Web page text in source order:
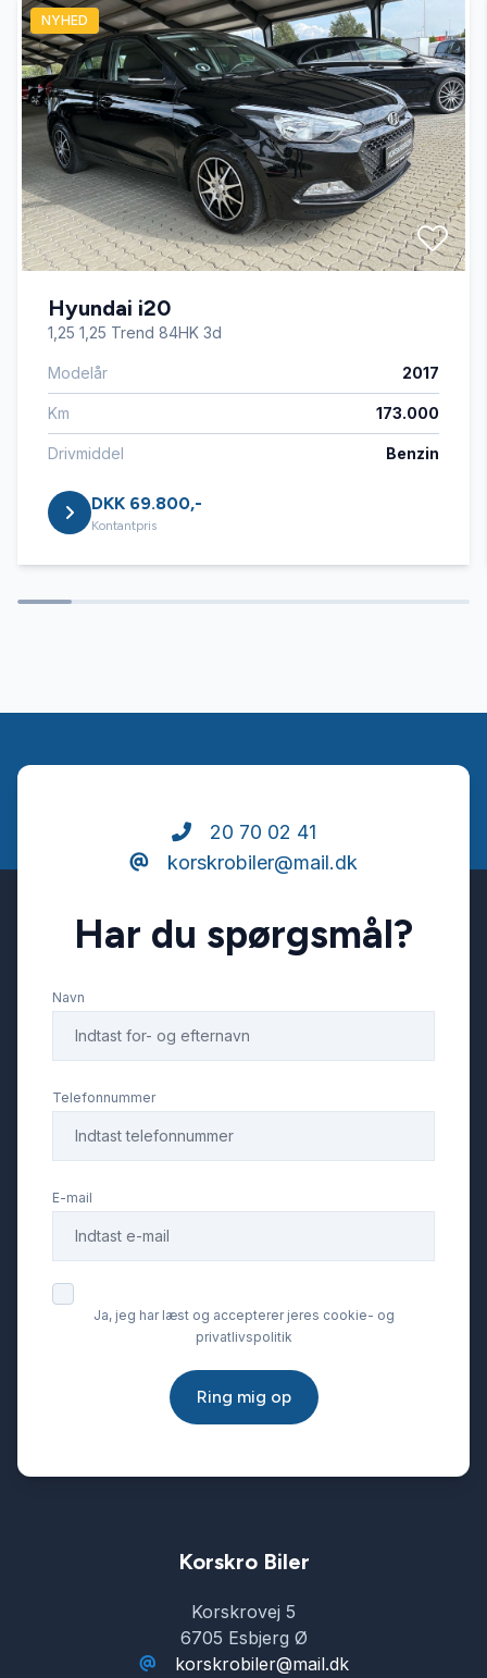
El-spejle
Fjernbetjent centrallås
Højdejusterbart førersæde
Isofix
Kørecomputer
Læderrat
Parkeringssensor bagved
Service OK
USB tilslutning
NYHED
Hyundai i20
1,25 1,25 Trend 84HK 3d
Modelår 2017
Km 173.000
Drivmiddel Benzin
DKK 69.800,-
Kontantpris
20 70 02 41
korskrobiler@mail.dk
Har du spørgsmål?
Navn
Telefonnummer
E-mail
Ja, jeg har læst og accepterer jeres cookie- og
privatlivspolitik
Ring mig op
Korskro Biler
Korskrovej 5
6705 Esbjerg Ø
korskrobiler@mail.dk